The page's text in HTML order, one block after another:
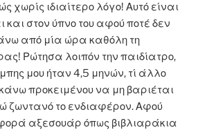
χωρίς ιδιαίτερο λόγο! Αυτό είναι
και στον ύπνο του αφού ποτέ δεν
από μία ώρα καθόλη τη
Ρώτησα λοιπόν την παιδίατρο,
μου ήταν 4,5 μηνών, τί άλλο
προκειμένου να μη βαριέται
ζωντανό το ενδιαφέρον. Αφού
αξεσουάρ όπως βιβλιαράκια